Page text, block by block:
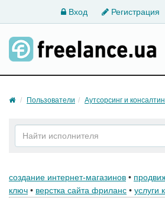
Вход Регистрация
Пользователи Аутсорсинг и
создание интернет-магазинов •
ключ • верстка сайта фриланс • услуги